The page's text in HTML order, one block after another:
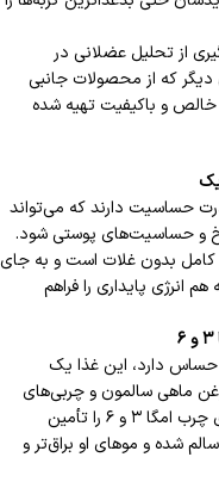
از تحلیل عضلانی در
دیگر که از محصولات جانبی
و باکیفیت تهیه شده
حساسیت دارند که می‌تواند
و حساسیت‌های پوستی شود.
بدون غلات است و به جای
انرژی پایداری را فراهم
دارد، این غذا یک
ماهی سالمون و چربی‌های
مفید در این محصول، مقدار مناسبی از اسیدهای چرب امگا ۳ و ۶ را تأمین
شده و موهای او براق‌تر و